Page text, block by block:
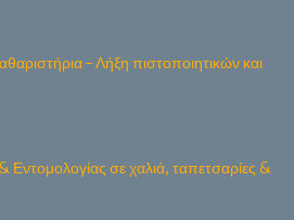
– Λήξη πιστοποιητικών και
Εντομολογίας σε χαλιά, ταπετσαρίες &